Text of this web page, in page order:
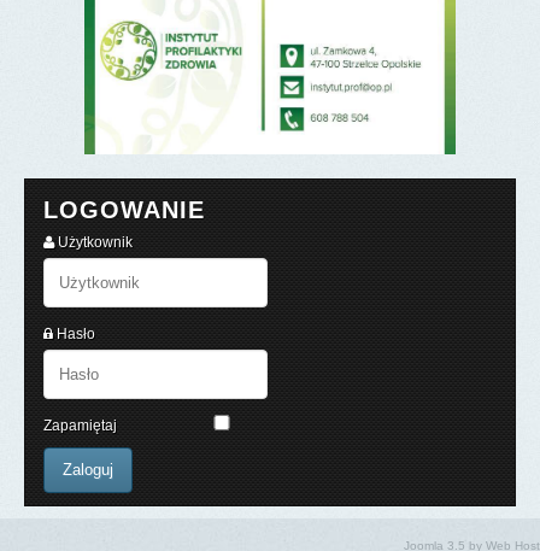
LOGOWANIE
Użytkownik
Hasło
Zapamiętaj
Joomla 3.5 by Web Host